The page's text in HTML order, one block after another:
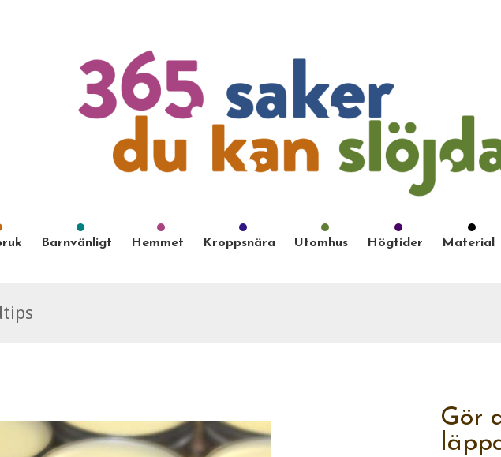
Barnvänligt Hemmet Kroppsnära Utomhus Högtider Material
Gör